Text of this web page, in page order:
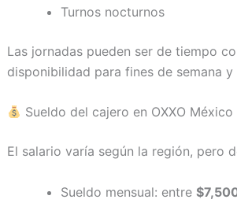
Turnos nocturnos
Las jornadas pueden ser de tiempo
disponibilidad para fines de semana
Sueldo del cajero en OXXO México
El salario varía según la región, pero
Sueldo mensual: entre